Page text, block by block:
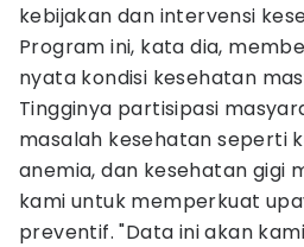
kebijakan dan intervensi
Program ini, kata dia,
nyata kondisi kesehatan
Tingginya partisipasi
masalah kesehatan seperti
anemia, dan kesehatan gigi
kami untuk memperkuat
preventif. "Data ini akan